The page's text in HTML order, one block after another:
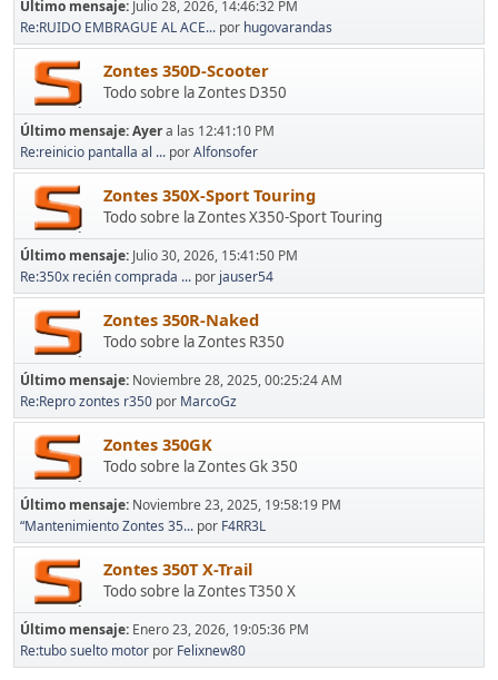
Último mensaje: Julio 28, 2026, 14:46:32 PM
Re:RUIDO EMBRAGUE AL ACE... por hugovarandas
Zontes 350D-Scooter
Todo sobre la Zontes D350
Último mensaje:Ayera las 12:41:10 PM
Re:reinicio pantalla al ... porAlfonsofer
Zontes 350X-Sport Touring
Todo sobre la Zontes X350-Sport Touring
Último mensaje: Julio 30, 2026, 15:41:50 PM
Re:350x recién comprada ... por jauser54
Zontes 350R-Naked
Todo sobre la Zontes R350
Último mensaje: Noviembre 28, 2025, 00:25:24 AM
Re:Repro zontes r350 por MarcoGz
Zontes 350GK
Todo sobre la Zontes Gk 350
Último mensaje: Noviembre 23, 2025, 19:58:19 PM
“Mantenimiento Zontes 35... por F4RR3L
Zontes 350T X-Trail
Todo sobre la Zontes T350 X
Último mensaje: Enero 23, 2026, 19:05:36 PM
Re:tubo suelto motor por Felixnew80